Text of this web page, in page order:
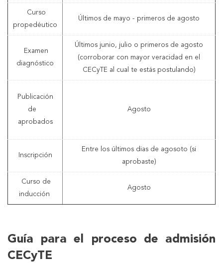
Curso
propedéutico
Últimos de mayo - primeros de agosto
Examen
diagnóstico
Últimos junio, julio o primeros de agosto
(corroborar con mayor veracidad en el
CECyTE al cual te estás postulando)
Publicación
de
aprobados
Agosto
Inscripción
Entre los últimos dias de agosoto (si
aprobaste)
Curso de
inducción
Agosto
Guía para el proceso de admisión
CECyTE